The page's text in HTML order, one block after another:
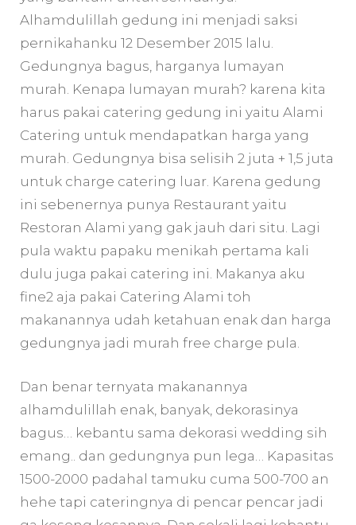
Alhamdulillah gedung ini menjadi saksi
pernikahanku 12 Desember 2015 lalu.
Gedungnya bagus, harganya lumayan
murah. Kenapa lumayan murah? karena kita
harus pakai catering gedung ini yaitu Alami
Catering untuk mendapatkan harga yang
murah. Gedungnya bisa selisih 2 juta + 1,5 juta
untuk charge catering luar. Karena gedung
ini sebenernya punya Restaurant yaitu
Restoran Alami yang gak jauh dari situ. Lagi
pula waktu papaku menikah pertama kali
dulu juga pakai catering ini. Makanya aku
fine2 aja pakai Catering Alami toh
makanannya udah ketahuan enak dan harga
gedungnya jadi murah free charge pula.
Dan benar ternyata makanannya
alhamdulillah enak, banyak, dekorasinya
bagus… kebantu sama dekorasi wedding sih
emang.. dan gedungnya pun lega… Kapasitas
1500-2000 padahal tamuku cuma 500-700 an
hehe tapi cateringnya di pencar pencar jadi